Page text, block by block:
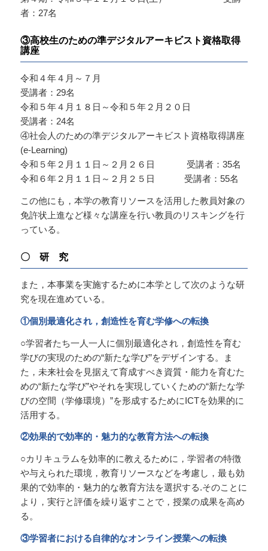
者：27名
③高校生のための準デジタルアーキビスト資格取得
講座
令和４年４月～７月
受講者：29名
令和５年４月１８日～令和５年２月２０日
受講者：24名
④社会人のための準デジタルアーキビスト資格取得講座
(e-Learning)
令和５年２月１１日～２月２６日 受講者：35名
令和６年２月１１日～２月２５日 受講者：55名
この他にも，本学の教育リソースを活用した教員対象の
免許状上進など様々な講座を行い教員のリスキングを行
っている。
〇 研 究
また，本事業を実施するために本学として次のような研
究を現在進めている。
①個別最適化され，創造性を育む学修への転換
○学習者たち一人一人に個別最適化され，創造性を育む
学びの実現のための“新たな学び”をデザインする。ま
た，未来社会を見据えて育成すべき資質・能力を育むた
めの“新たな学び”やそれを実現していくための“新たな学
びの空間（学修環境）”を形成するためにICTを効果的に
活用する。
②効果的で効率的・魅力的な教育方法への転換
○カリキュラムを効率的に教えるために，学習者の特徴
や与えられた環境，教育リソースなどを考慮し，最も効
果的で効率的・魅力的な教育方法を選択する.そのことに
より，実行と評価を繰り返すことで，授業の成果を高め
る。
③学習者における自律的なオンライン授業への転換